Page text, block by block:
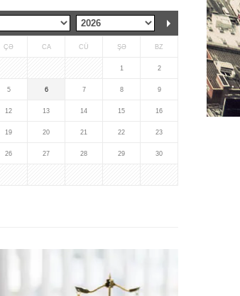
ÇƏ CA CÜ ŞƏ BZ
1 2
5 6 7 8 9
12 13 14 15 16
19 20 21 22 23
26 27 28 29 30